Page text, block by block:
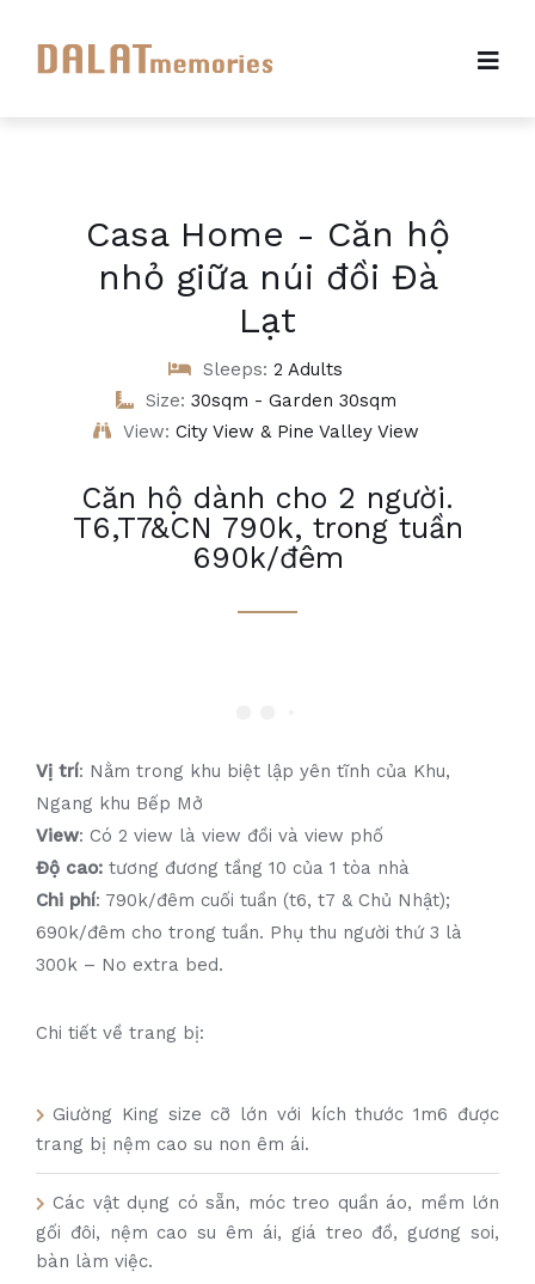
Casa Home - Căn hộ
nhỏ giữa núi đồi Đà
Lạt
Sleeps: 2 Adults
Size: 30sqm - Garden 30sqm
View: City View & Pine Valley View
Căn hộ dành cho 2 người.
T6,T7&CN 790k, trong tuần
690k/đêm
Vị trí: Nằm trong khu biệt lập yên tĩnh của Khu,
Ngang khu Bếp Mở
View: Có 2 view là view đồi và view phố
Độ cao: tương đương tầng 10 của 1 tòa nhà
Chi phí: 790k/đêm cuối tuần (t6, t7 & Chủ Nhật);
690k/đêm cho trong tuần. Phụ thu người thứ 3 là
300k – No extra bed.
Chi tiết về trang bị:
Giường King size cỡ lớn với kích thước 1m6 được
trang bị nệm cao su non êm ái.
Các vật dụng có sẵn, móc treo quần áo, mềm lớn
gối đôi, nệm cao su êm ái, giá treo đồ, gương soi,
bàn làm việc.